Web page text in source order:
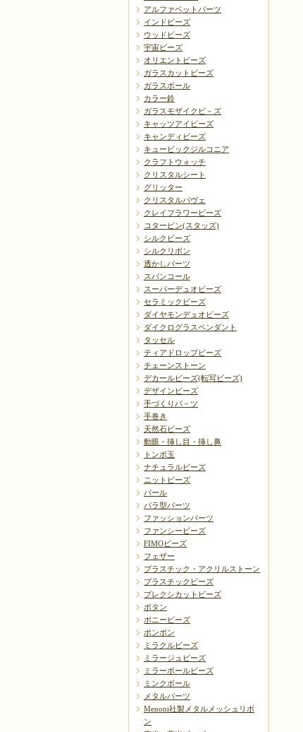
アルファベットパーツ
インドビーズ
ウッドビーズ
宇宙ビーズ
オリエントビーズ
ガラスカットビーズ
ガラスボール
カラー鈴
ガラスモザイクビ－ズ
キャッツアイビーズ
キャンディビーズ
キュービックジルコニア
クラフトウォッチ
クリスタルシート
グリッター
クリスタルパヴェ
クレイフラワービーズ
コターピン(スタッズ)
シルクビーズ
シルクリボン
透かしパーツ
スパンコール
スーパーデュオビーズ
セラミックビーズ
ダイヤモンデュオビーズ
ダイクログラスペンダント
タッセル
ティアドロップビーズ
チェーンストーン
デカールビーズ(転写ビーズ)
デザインビーズ
手づくりパ－ツ
手巻き
天然石ビーズ
動眼・挿し目・挿し鼻
トンボ玉
ナチュラルビーズ
ニットビーズ
パール
バラ型パーツ
ファッションパーツ
ファンシービーズ
FIMOビーズ
フェザー
プラスチック・アクリルストーン
プラスチックビーズ
プレクシカットビーズ
ボタン
ポニービーズ
ポンポン
ミラクルビーズ
ミラージュビーズ
ミラーボールビーズ
ミンクボール
メタルパーツ
Menoni社製メタルメッシュリボ
ン